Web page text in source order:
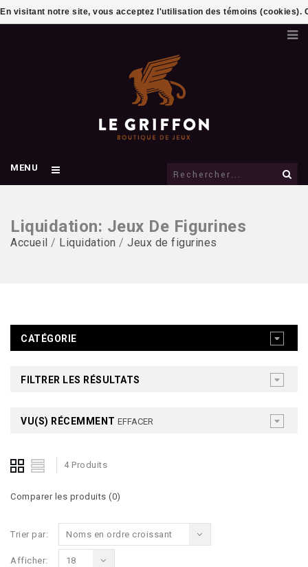
MENU
Liquidation: Jeux De Figurines
Accueil / Liquidation / Jeux de figurines
CATÉGORIE
FILTRER LES RÉSULTATS
VU(S) RÉCEMMENT EFFACER
4 Produits
Comparer les produits (0)
Trier par: Noms en ordre croissant
Afficher: 18
En visitant notre site, vous acceptez l'utilisation des témoins